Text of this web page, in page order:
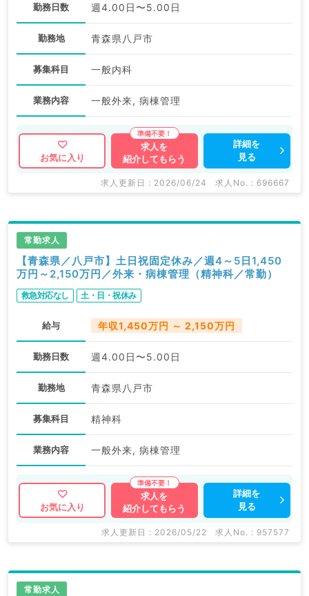
勤務日数 週4.00日〜5.00日
勤務地 青森県八戸市
募集科目 一般内科
業務内容 一般外来, 病棟管理
お気に入り
求人を
紹介してもらう
詳細を
見る
求人更新日 : 2026/06/24 求人No. : 696667
常勤求人
【青森県／八戸市】土日祝固定休み／週4～5日1,450
万円～2,150万円／外来・病棟管理（精神科／常勤）
救急対応なし 土・日・祝休み
給与 年収1,450万円 ～ 2,150万円
勤務日数 週4.00日〜5.00日
勤務地 青森県八戸市
募集科目 精神科
業務内容 一般外来, 病棟管理
お気に入り
求人を
紹介してもらう
詳細を
見る
求人更新日 : 2026/05/22 求人No. : 957577
常勤求人